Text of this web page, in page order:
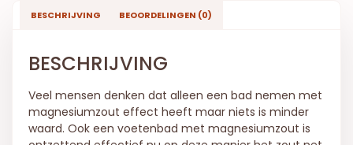
BESCHRIJVING BEOORDELINGEN (0)
BESCHRIJVING
Veel mensen denken dat alleen een bad nemen met
magnesiumzout effect heeft maar niets is minder
waard. Ook een voetenbad met magnesiumzout is